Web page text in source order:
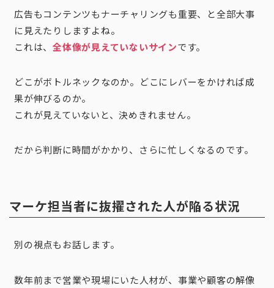
広告もコンテンツもナーチャリングも重要、と全部大事
に見えたりしますよね。
これは、 全体像が見えていないサインです。
どこがボトルネックなのか。どこにレバーをかければ成
果が伸びるのか。
これが見えていないと、決めきれません。
だから判断に時間がかかり、さらに忙しくなるのです。
マーケ担当者に抜擢された人が陥る状況
別の視点もお話します。
数年前まで営業や現場にいた人材が、事業や顧客の解像